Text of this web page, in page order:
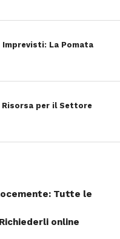
La Pomata
per il Settore
Tutte le
online